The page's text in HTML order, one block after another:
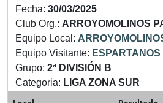
Fecha: 30/03/2025
Club Org.: ARROYOMOLINOS
Equipo Local:
Equipo Visitante:
Grupo: 2ª DIVISIÓN B
Categoria: LIGA ZONA SUR